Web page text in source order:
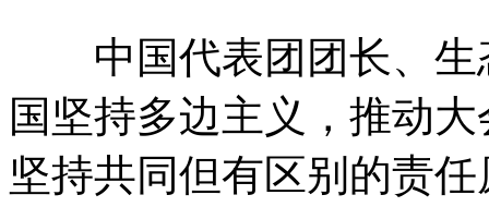
中国代表团团长、生
国坚持多边主义，推动
坚持共同但有区别的责